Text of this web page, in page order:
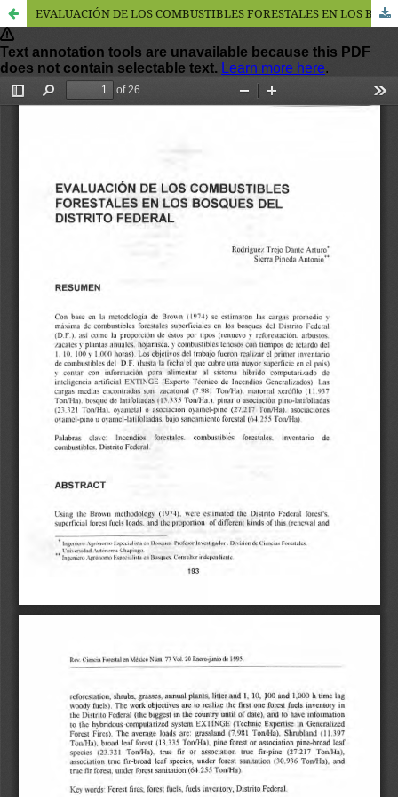
EVALUACIÓN DE LOS COMBUSTIBLES FORESTALES EN LOS BOSQUES DEL DISTRITO FEDERAL